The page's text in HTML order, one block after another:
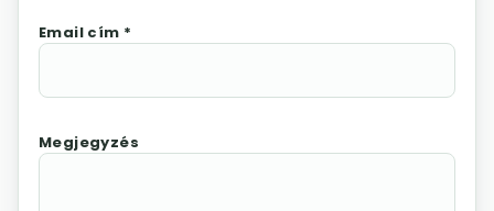
Email cím *
Megjegyzés